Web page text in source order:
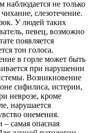
наблюдается не только
слезотечение.
У людей таких
певец, возможно
появляется
тон голоса.
в горле может быть
при нарушении
Возникновение
сифилиса, истерии,
неврозе, кроме
нарушается
онемения.
– самая опасная